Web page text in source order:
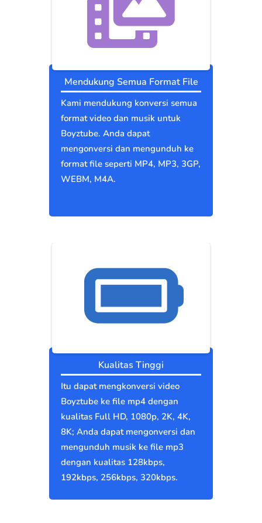
Mendukung Semua Format File
Kami mendukung konversi semua
format video dan musik untuk
Boyztube. Anda dapat
mengonversi dan mengunduh ke
format file seperti MP4, MP3, 3GP,
WEBM, M4A.
Kualitas Tinggi
Itu dapat mengkonversi video
Boyztube ke file mp4 dengan
kualitas Full HD, 1080p, 2K, 4K,
8K; Anda dapat mengonversi dan
mengunduh musik ke file mp3
dengan kualitas 128kbps,
192kbps, 256kbps, 320kbps.